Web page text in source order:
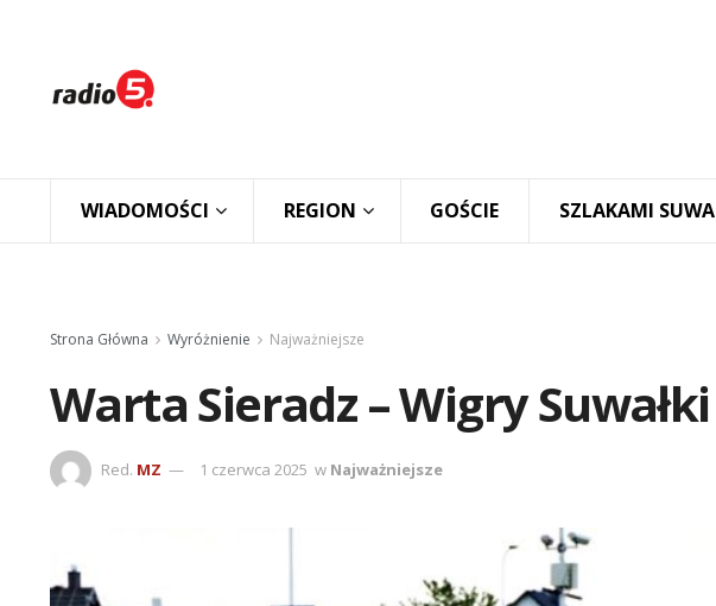
WIADOMOŚCI REGION GOŚCIE SZLAKAMI
Strona Główna Wyróżnienie Najważniejsze
Warta Sieradz – Wigry
Red. MZ 1 czerwca 2025 w Najważniejsze